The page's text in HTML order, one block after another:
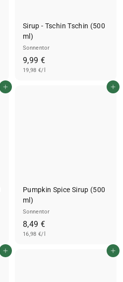
Sirup - Tschin Tschin (500
ml)
Sonnentor
9,99 €9
,
19,98 €/l
In den Einkaufswagen legen In den Einkaufswagen legen
Pumpkin Spice Sirup (500
ml)
Sonnentor
8,49 €8
,
16,98 €/l
In den Einkaufswagen legen In den Einkaufswagen legen